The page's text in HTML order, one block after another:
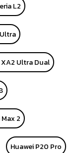
L2
Ultra Dual
2
Huawei P20 Pro